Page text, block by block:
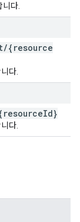
다.
/{resource
다.
Id}
다.